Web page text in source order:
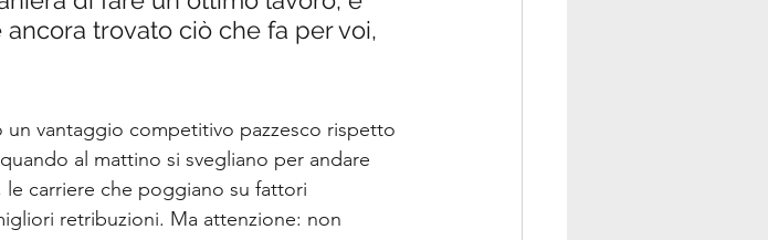
trovato ciò che fa per voi,
vantaggio competitivo pazzesco rispetto
al mattino si svegliano per andare
carriere che poggiano su fattori
retribuzioni. Ma attenzione: non